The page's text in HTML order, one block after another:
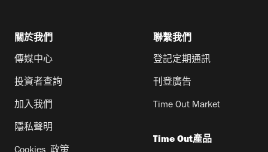
關於我們
傳媒中心
投資者查詢
加入我們
隱私聲明
聯繫我們
登記定期通訊
刊登廣告
Time Out Market
Time Out產品